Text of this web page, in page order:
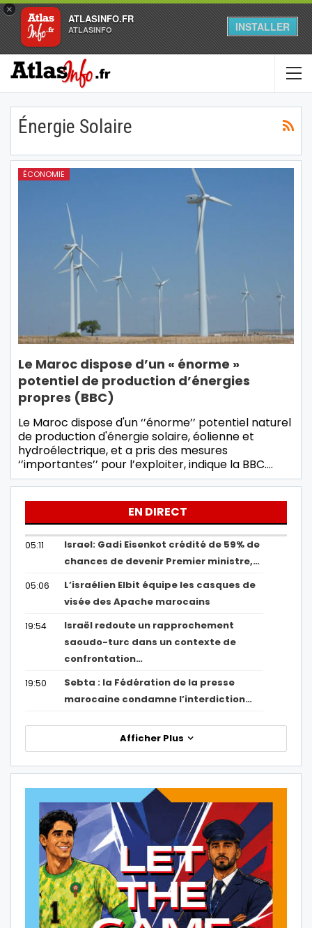
×
ATLASINFO.FR
ATLASINFO INSTALLER
Énergie Solaire
ÉCONOMIE
Le Maroc dispose d’un « énorme »
potentiel de production d’énergies
propres (BBC)
Le Maroc dispose d'un ‘’énorme’’ potentiel naturel
de production d'énergie solaire, éolienne et
hydroélectrique, et a pris des mesures
‘’importantes’’ pour l’exploiter, indique la BBC.…
EN DIRECT
05:11
Israel: Gadi Eisenkot crédité de 59% de
chances de devenir Premier ministre,…
05:06
L’israélien Elbit équipe les casques de
visée des Apache marocains
19:54
Israël redoute un rapprochement
saoudo-turc dans un contexte de
confrontation…
19:50
Sebta : la Fédération de la presse
marocaine condamne l’interdiction…
Afficher Plus